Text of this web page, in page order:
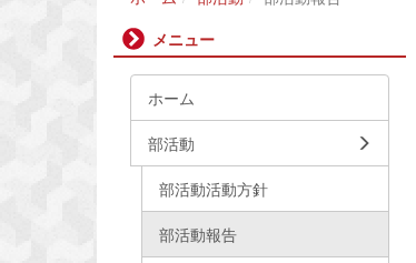
メニュー
ホーム
部活動
部活動活動方針
部活動報告